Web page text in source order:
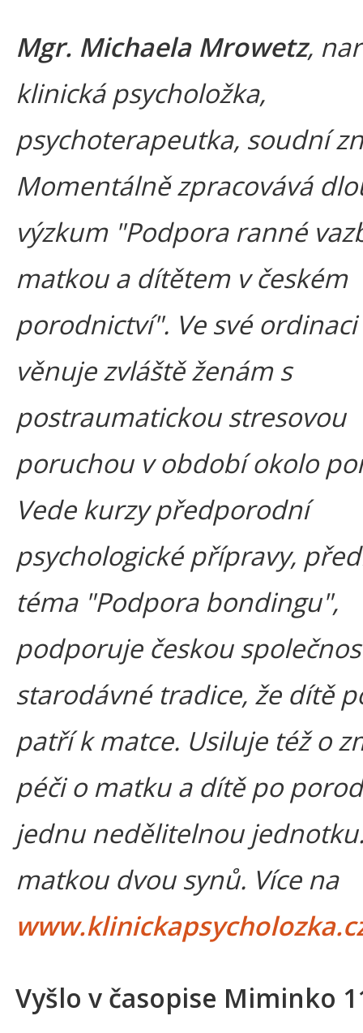
Mgr. Michaela Mrowetz,
klinická psycholožka,
psychoterapeutka, soudní
Momentálně zpracovává
výzkum "Podpora ranné
matkou a dítětem v českém
porodnictví". Ve své ordinaci
věnuje zvláště ženám s
postraumatickou stresovou
poruchou v období okolo
Vede kurzy předporodní
psychologické přípravy,
téma "Podpora bondingu",
podporuje českou
starodávné tradice, že dítě
patří k matce. Usiluje též o
péči o matku a dítě po
jednu nedělitelnou
matkou dvou synů. Více na
Vyšlo v časopise Miminko